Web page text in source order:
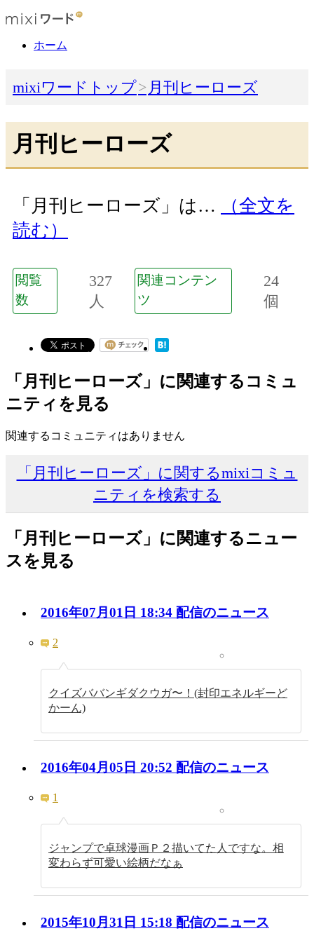
ホーム
mixiワードトップ 月刊ヒーローズ
月刊ヒーローズ
「月刊ヒーローズ」は…
（全文を
読む）
閲覧
数
327
人
関連コンテン
ツ
24
個
「月刊ヒーローズ」に関連するコミュ
ニティを見る
関連するコミュニティはありません
「月刊ヒーローズ」に関するmixiコミュ
ニティを検索する
「月刊ヒーローズ」に関連するニュー
スを見る
2016年07月01日 18:34 配信のニュース
2
クイズババンギダクウガ〜！(封印エネルギーど
かーん)
2016年04月05日 20:52 配信のニュース
1
ジャンプで卓球漫画Ｐ２描いてた人ですな。相
変わらず可愛い絵柄だなぁ
2015年10月31日 15:18 配信のニュース